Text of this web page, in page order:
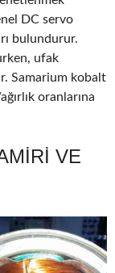
DC servo
bulundurur.
ufak
Samarium kobalt
oranlarına
VE